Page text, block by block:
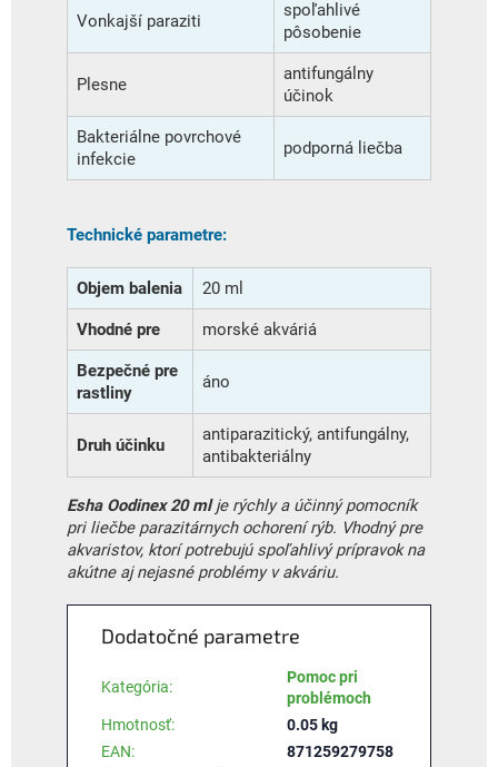
Vonkajší paraziti
spoľahlivé
pôsobenie
Plesne
antifungálny
účinok
Bakteriálne povrchové
infekcie
podporná liečba
Technické parametre:
Objem balenia 20 ml
Vhodné pre morské akváriá
Bezpečné pre
rastliny
áno
Druh účinku
antiparazitický, antifungálny,
antibakteriálny
Esha Oodinex 20 mlje rýchly a účinný pomocník
pri liečbe parazitárnych ochorení rýb. Vhodný pre
akvaristov, ktorí potrebujú spoľahlivý prípravok na
akútne aj nejasné problémy v akváriu.
Dodatočné parametre
Kategória:
Pomoc pri
problémoch
Hmotnosť:
0.05 kg
EAN:
871259279758